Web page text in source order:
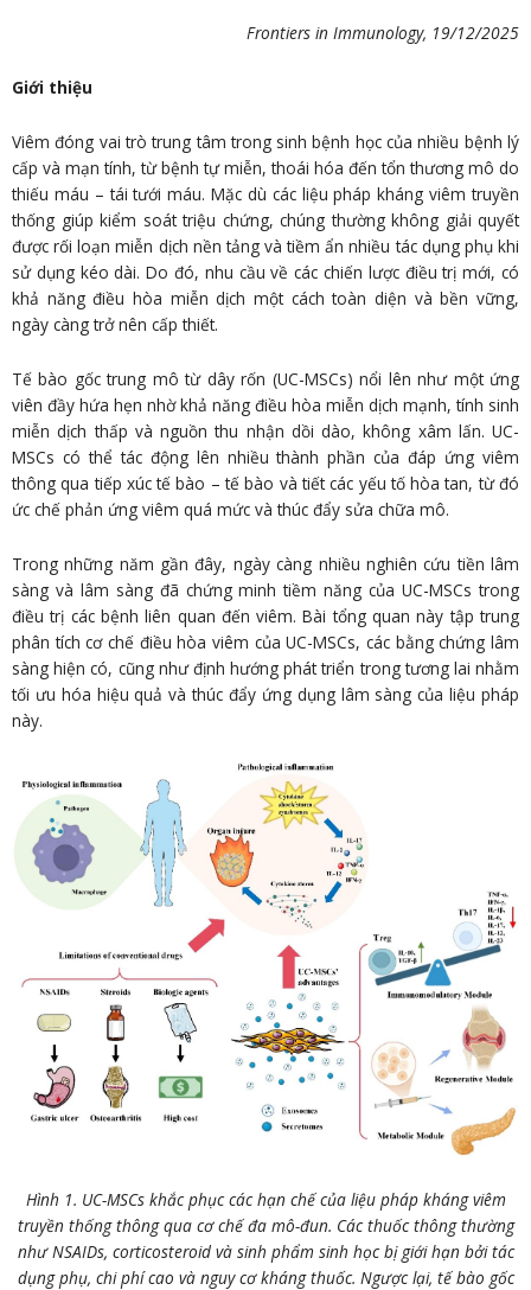
Frontiers in Immunology, 19/12/2025
Giới thiệu
Viêm đóng vai trò trung tâm trong sinh bệnh học của nhiều bệnh lý
cấp và mạn tính, từ bệnh tự miễn, thoái hóa đến tổn thương mô do
thiếu máu – tái tưới máu. Mặc dù các liệu pháp kháng viêm truyền
thống giúp kiểm soát triệu chứng, chúng thường không giải quyết
được rối loạn miễn dịch nền tảng và tiềm ẩn nhiều tác dụng phụ khi
sử dụng kéo dài. Do đó, nhu cầu về các chiến lược điều trị mới, có
khả năng điều hòa miễn dịch một cách toàn diện và bền vững,
ngày càng trở nên cấp thiết.
Tế bào gốc trung mô từ dây rốn (UC-MSCs) nổi lên như một ứng
viên đầy hứa hẹn nhờ khả năng điều hòa miễn dịch mạnh, tính sinh
miễn dịch thấp và nguồn thu nhận dồi dào, không xâm lấn. UC-
MSCs có thể tác động lên nhiều thành phần của đáp ứng viêm
thông qua tiếp xúc tế bào – tế bào và tiết các yếu tố hòa tan, từ đó
ức chế phản ứng viêm quá mức và thúc đẩy sửa chữa mô.
Trong những năm gần đây, ngày càng nhiều nghiên cứu tiền lâm
sàng và lâm sàng đã chứng minh tiềm năng của UC-MSCs trong
điều trị các bệnh liên quan đến viêm. Bài tổng quan này tập trung
phân tích cơ chế điều hòa viêm của UC-MSCs, các bằng chứng lâm
sàng hiện có, cũng như định hướng phát triển trong tương lai nhằm
tối ưu hóa hiệu quả và thúc đẩy ứng dụng lâm sàng của liệu pháp
này.
Hình 1. UC-MSCs khắc phục các hạn chế của liệu pháp kháng viêm
truyền thống thông qua cơ chế đa mô-đun. Các thuốc thông thường
như NSAIDs, corticosteroid và sinh phẩm sinh học bị giới hạn bởi tác
dụng phụ, chi phí cao và nguy cơ kháng thuốc. Ngược lại, tế bào gốc